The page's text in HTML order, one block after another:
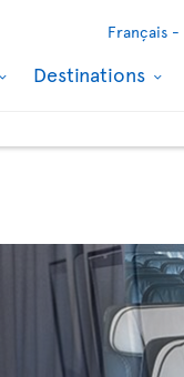
Français -
Destinations